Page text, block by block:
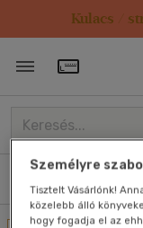
Kulacs /
Személyre
Tisztelt Vásárlónk!
közelebb álló
hogy fogadja el az